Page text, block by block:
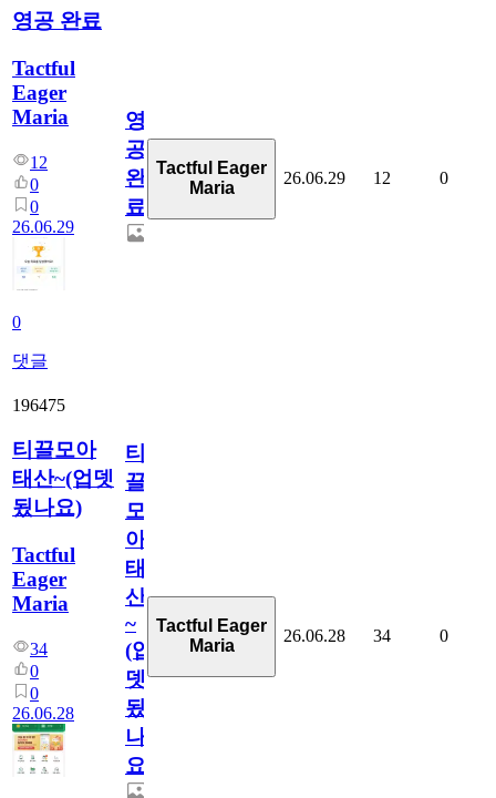
영공 완료
Tactful
Eager
Maria
12
0
0
26.06.29
0
댓글
영
공
완
료
Tactful Eager
Maria
26.06.29 12 0
196475
티끌모아
태산~(업뎃
됬나요)
Tactful
Eager
Maria
34
0
0
26.06.28
티
끌
모
아
태
산
~
(업
뎃
됬
나
요)
Tactful Eager
Maria
26.06.28 34 0